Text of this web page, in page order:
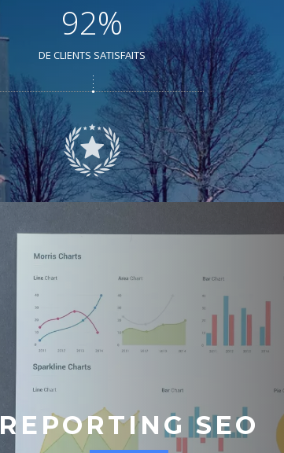
92%
DE CLIENTS SATISFAITS
REPORTING SEO